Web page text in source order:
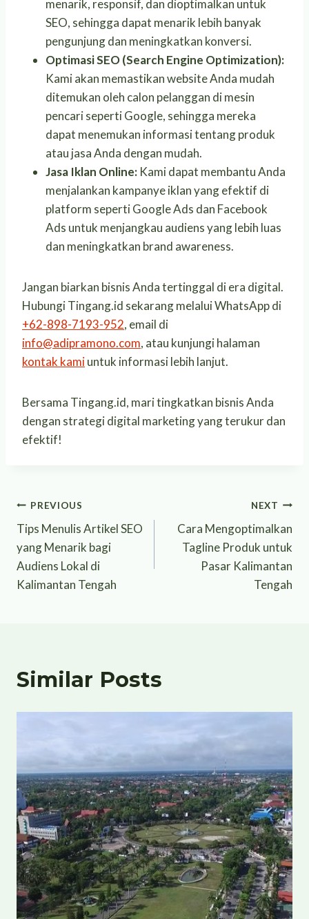
menarik, responsif, dan dioptimalkan untuk
SEO, sehingga dapat menarik lebih banyak
pengunjung dan meningkatkan konversi.
Optimasi SEO (Search Engine Optimization):
Kami akan memastikan website Anda mudah
ditemukan oleh calon pelanggan di mesin
pencari seperti Google, sehingga mereka
dapat menemukan informasi tentang produk
atau jasa Anda dengan mudah.
Jasa Iklan Online: Kami dapat membantu Anda
menjalankan kampanye iklan yang efektif di
platform seperti Google Ads dan Facebook
Ads untuk menjangkau audiens yang lebih luas
dan meningkatkan brand awareness.
Jangan biarkan bisnis Anda tertinggal di era digital.
Hubungi Tingang.id sekarang melalui WhatsApp di
+62-898-7193-952, email di
info@adipramono.com, atau kunjungi halaman
kontak kamiuntuk informasi lebih lanjut.
Bersama Tingang.id, mari tingkatkan bisnis Anda
dengan strategi digital marketing yang terukur dan
efektif!
Post
navigation
PREVIOUS
Tips Menulis Artikel SEO
yang Menarik bagi
Audiens Lokal di
Kalimantan Tengah
NEXT
Cara Mengoptimalkan
Tagline Produk untuk
Pasar Kalimantan
Tengah
Similar Posts